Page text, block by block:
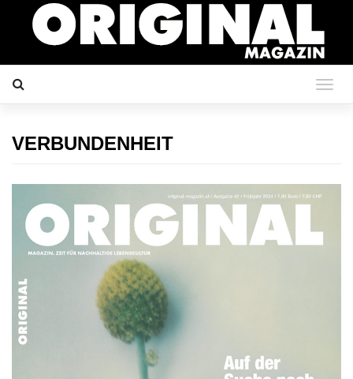
VERBUNDENHEIT